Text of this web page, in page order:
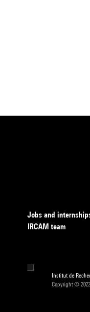
Jobs and
IRCAM team
Institut de
Copyright ©